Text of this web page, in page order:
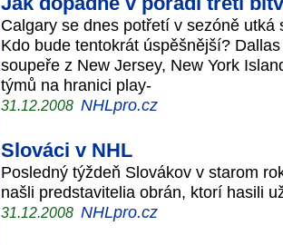
Calgary se dnes potřetí v sezóně
Kdo bude tentokrát úspěšnější?
soupeře z New Jersey, New York
týmů na hranici play-
31.12.2008 NHLpro.cz
Slováci v NHL
Posledný týždeň Slovákov v starom
našli predstavitelia obrán, ktorí hasili
31.12.2008 NHLpro.cz